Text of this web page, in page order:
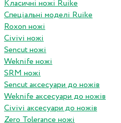
Класичні ножі Ruike
Спеціальні моделі Ruike
Roxon ножi
Civivi ножі
Sencut ножі
Weknife ножі
SRM ножі
Sencut аксесуари до ножів
Weknife аксесуари до ножів
Civivi аксесуари до ножів
Zero Tolerance ножі